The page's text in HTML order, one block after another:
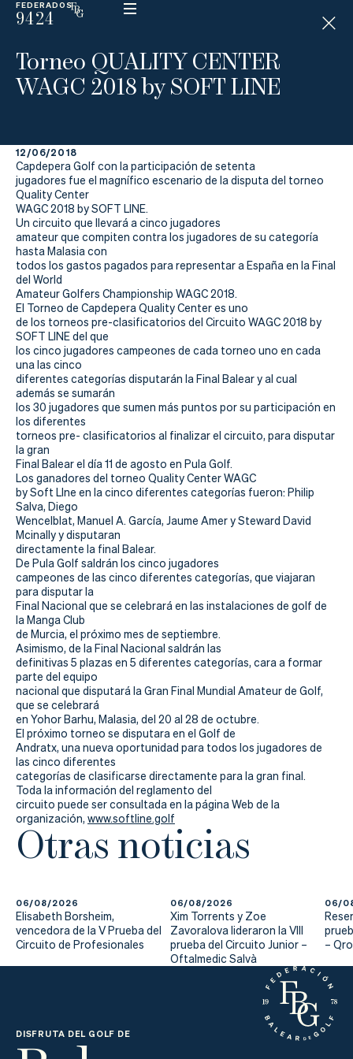
FEDERADOS
9424
ESP
N
D
I
C
La
Federación
Federarse
Jugar
Aprender
Actualidad
Tienda
Torneo QUALITY CENTER
WAGC 2018 by SOFT LINE
12/06/2018
Capdepera Golf con la participación de setenta
jugadores fue el magnífico escenario de la disputa del torneo
Quality Center
WAGC 2018 by SOFT LINE.
Un circuito que llevará a cinco jugadores
amateur que compiten contra los jugadores de su categoría
hasta Malasia con
todos los gastos pagados para representar a España en la Final
del World
Amateur Golfers Championship WAGC 2018.
El Torneo de Capdepera Quality Center es uno
de los torneos pre-clasificatorios del Circuito WAGC 2018 by
SOFT LINE del que
los cinco jugadores campeones de cada torneo uno en cada
una las cinco
diferentes categorías disputarán la Final Balear y al cual
además se sumarán
los 30 jugadores que sumen más puntos por su participación en
los diferentes
torneos pre- clasificatorios al finalizar el circuito, para disputar
la gran
Final Balear el día 11 de agosto en Pula Golf.
Los ganadores del torneo Quality Center WAGC
by Soft LIne en la cinco diferentes categorías fueron: Philip
Salva, Diego
Wencelblat, Manuel A. García, Jaume Amer y Steward David
Mcinally y disputaran
directamente la final Balear.
De Pula Golf saldrán los cinco jugadores
campeones de las cinco diferentes categorías, que viajaran
para disputar la
Final Nacional que se celebrará en las instalaciones de golf de
la Manga Club
de Murcia, el próximo mes de septiembre.
Asimismo, de la Final Nacional saldrán las
definitivas 5 plazas en 5 diferentes categorías, cara a formar
parte del equipo
nacional que disputará la Gran Final Mundial Amateur de Golf,
que se celebrará
en Yohor Barhu, Malasia, del 20 al 28 de octubre.
El próximo torneo se disputara en el Golf de
Andratx, una nueva oportunidad para todos los jugadores de
las cinco diferentes
categorías de clasificarse directamente para la gran final.
Toda la información del reglamento del
circuito puede ser consultada en la página Web de la
organización, www.softline.golf
Otras noticias
06/08/2026
Elisabeth Borsheim,
vencedora de la V Prueba del
Circuito de Profesionales
06/08/2026
Xim Torrents y Zoe
Zavoralova lideraron la VIII
prueba del Circuito Junior –
Oftalmedic Salvà
06/
–
DISFRUTA DEL GOLF DE